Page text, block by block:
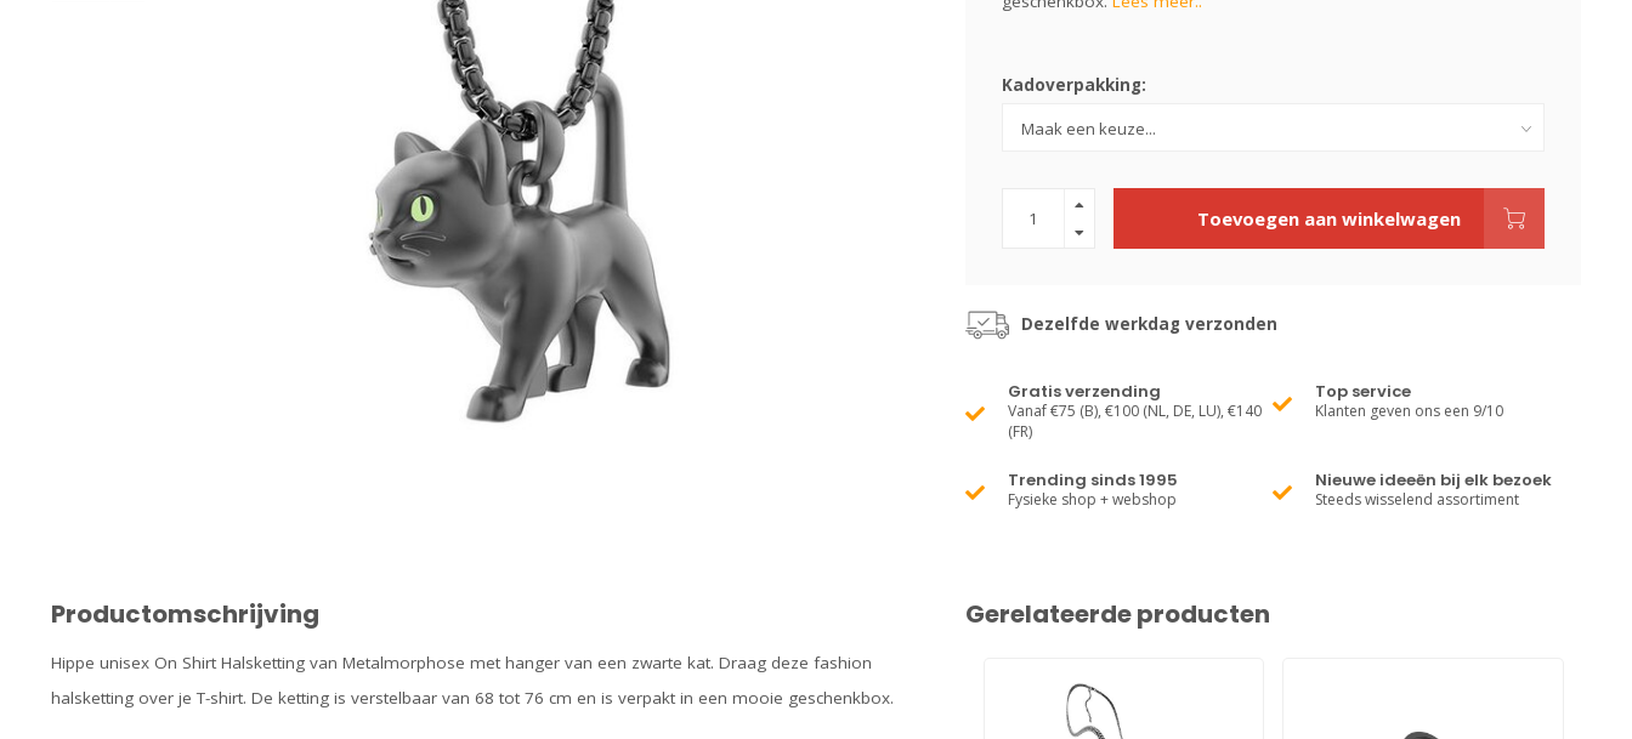
Kadoverpakking:
Toevoegen aan winkelwagen
Dezelfde werkdag verzonden
Gratis verzending
Vanaf €75 (B), €100 (NL, DE, LU), €140
(FR)
Top service
Klanten geven ons een 9/10
Trending sinds 1995
Fysieke shop + webshop
Nieuwe ideeën bij elk bezoek
Steeds wisselend assortiment
Productomschrijving
Hippe unisex On Shirt Halsketting van Metalmorphose met hanger van een zwarte kat. Draag deze fashion
halsketting over je T-shirt. De ketting is verstelbaar van 68 tot 76 cm en is verpakt in een mooie geschenkbox.
Gerelateerde producten